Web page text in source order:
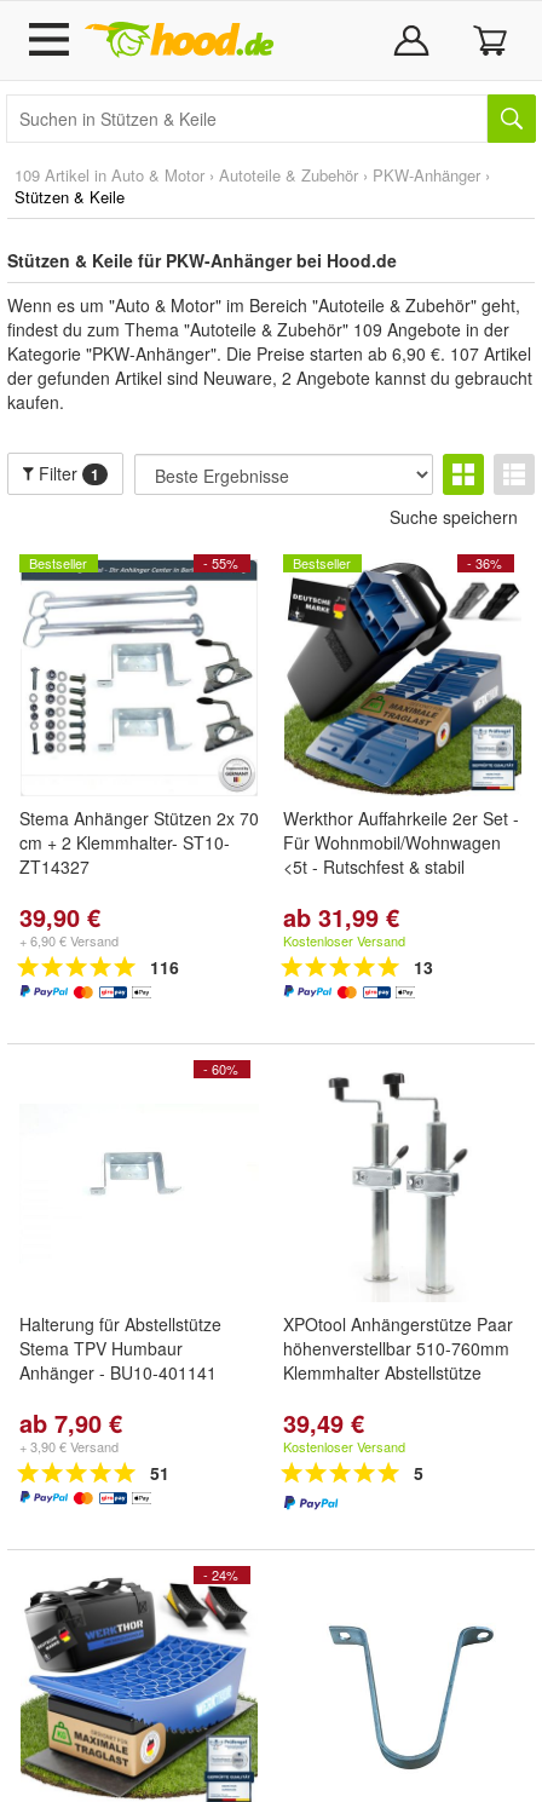
109 Artikel in Auto & Motor › Autoteile & Zubehör › PKW-Anhänger ›
Stützen & Keile
Stützen & Keile für PKW-Anhänger bei Hood.de
Wenn es um "Auto & Motor" im Bereich "Autoteile & Zubehör" geht,
findest du zum Thema "Autoteile & Zubehör" 109 Angebote in der
Kategorie "PKW-Anhänger". Die Preise starten ab 6,90 €. 107 Artikel
der gefunden Artikel sind Neuware, 2 Angebote kannst du gebraucht
kaufen.
Filter 1
Suche speichern
- 55%
Bestseller
Stema Anhänger Stützen 2x 70
cm + 2 Klemmhalter- ST10-
ZT14327
39,90 €
+ 6,90 € Versand
116
- 36%
Bestseller
Werkthor Auffahrkeile 2er Set -
Für Wohnmobil/Wohnwagen
<5t - Rutschfest & stabil
ab 31,99 €
Kostenloser Versand
13
- 60%
Halterung für Abstellstütze
Stema TPV Humbaur
Anhänger - BU10-401141
ab 7,90 €
+ 3,90 € Versand
51
XPOtool Anhängerstütze Paar
höhenverstellbar 510-760mm
Klemmhalter Abstellstütze
39,49 €
Kostenloser Versand
5
- 24%